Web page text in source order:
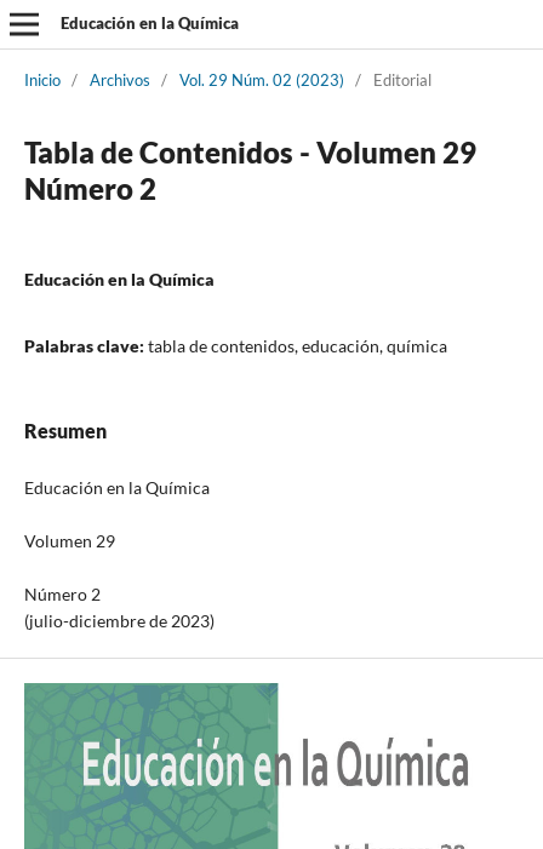
Educación en la Química
Inicio / Archivos / Vol. 29 Núm. 02 (2023) / Editorial
Tabla de Contenidos - Volumen 29
Número 2
Educación en la Química
Palabras clave: tabla de contenidos, educación, química
Resumen
Educación en la Química
Volumen 29
Número 2
(julio-diciembre de 2023)